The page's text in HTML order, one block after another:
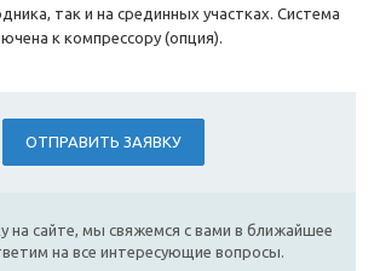
так и на срединных участках. Система
к компрессору (опция).
ОТПРАВИТЬ ЗАЯВКУ
на сайте, мы свяжемся с вами в ближайшее
на все интересующие вопросы.